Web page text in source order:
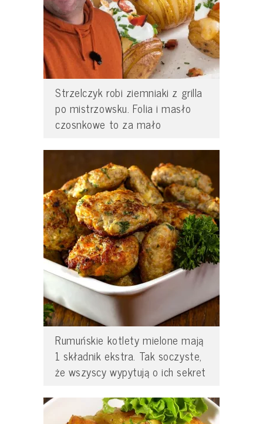
Strzelczyk robi ziemniaki z grilla
po mistrzowsku. Folia i masło
czosnkowe to za mało
Rumuńskie kotlety mielone mają
1 składnik ekstra. Tak soczyste,
że wszyscy wypytują o ich sekret